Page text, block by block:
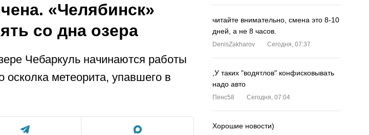
«Челябинск»
со дна озера
Чебаркуль начинаются работы
осколка метеорита, упавшего в
читайте внимательно, смена это 8-10
дней, а не 8 часов.
DenisZakharov Сегодня, 07:37
,У таких "водятлов" конфисковывать
надо авто
Пенс58 Сегодня, 07:04
Хорошие новости)